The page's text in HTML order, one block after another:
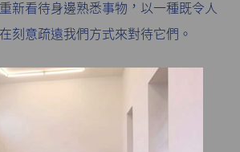
新看待身邊熟悉事物，以一種既令人
刻意疏遠我們方式來對待它們。